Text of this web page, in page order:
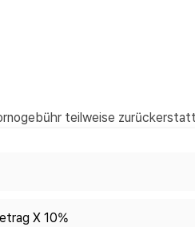
teilweise
X 10%